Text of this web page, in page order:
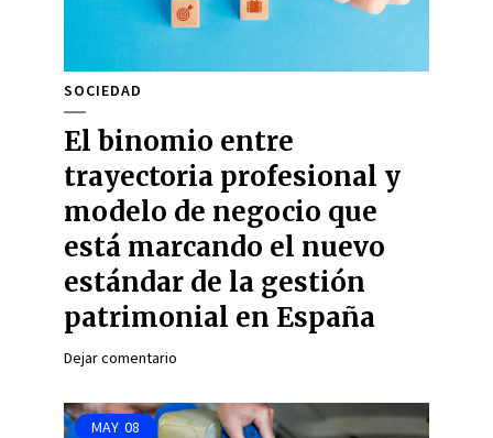
SOCIEDAD
El binomio entre
trayectoria profesional y
modelo de negocio que
está marcando el nuevo
estándar de la gestión
patrimonial en España
Dejar comentario
MAY 08